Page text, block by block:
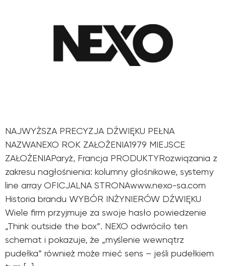
NAJWYŻSZA PRECYZJA DŹWIĘKU PEŁNA
NAZWANEXO ROK ZAŁOŻENIA1979 MIEJSCE
ZAŁOŻENIAParyż, Francja PRODUKTYRozwiązania z
zakresu nagłośnienia: kolumny głośnikowe, systemy
line array OFICJALNA STRONAwww.nexo-sa.com
Historia brandu WYBÓR INŻYNIERÓW DŹWIĘKU
Wiele firm przyjmuje za swoje hasło powiedzenie
„Think outside the box”. NEXO odwróciło ten
schemat i pokazuje, że „myślenie wewnątrz
pudełka” również może mieć sens – jeśli pudełkiem